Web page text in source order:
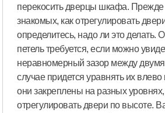
перекосить дверцы шкафа.
знакомых, как отрегулировать
определитесь, надо ли это делать.
петель требуется, если можно
неравномерный зазор между
случае придется уравнять их
они закреплены на разных уровнях,
отрегулировать двери по высоте.